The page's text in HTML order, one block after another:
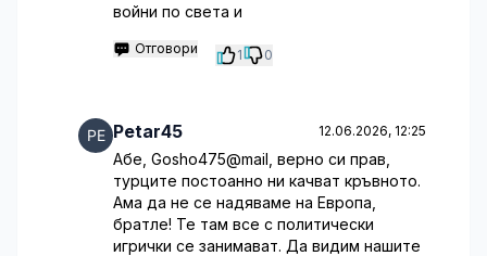
войни по света и
Отговори 1 0
Petar45 12.06.2026, 12:25
Абе, Gosho475@mail, верно си прав,
турците постоанно ни качват кръвното.
Ама да не се надяваме на Европа,
братле! Те там все с политически
игрички се занимават. Да видим нашите